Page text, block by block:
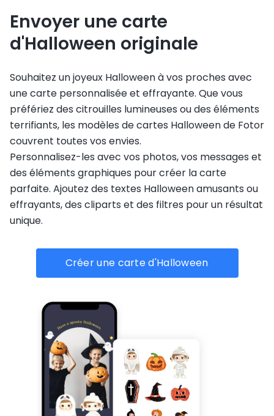
Envoyer une carte
d'Halloween originale
Souhaitez un joyeux Halloween à vos proches avec
une carte personnalisée et effrayante. Que vous
préfériez des citrouilles lumineuses ou des éléments
terrifiants, les modèles de cartes Halloween de Fotor
couvrent toutes vos envies.
Personnalisez-les avec vos photos, vos messages et
des éléments graphiques pour créer la carte
parfaite. Ajoutez des textes Halloween amusants ou
effrayants, des cliparts et des filtres pour un résultat
unique.
Créer une carte d'Halloween